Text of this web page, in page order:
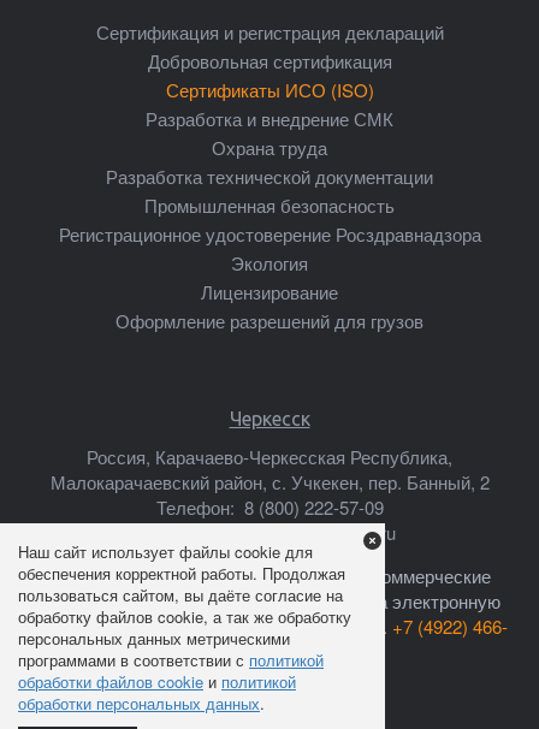
Сертификация и регистрация деклараций
Добровольная сертификация
Сертификаты ИСО (ISO)
Разработка и внедрение СМК
Охрана труда
Разработка технической документации
Промышленная безопасность
Регистрационное удостоверение Росздравнадзора
Экология
Лицензирование
Оформление разрешений для грузов
Черкесск
Россия, Карачаево-Черкесская Республика,
Малокарачаевский район, с. Учкекен, пер. Банный, 2
Телефон: 8 (800) 222-57-09
Почта:cherkessk@mscsert.ru
Ваши предложения о сотрудничестве, коммерческие
предложения, прайс-листы высылайте на электронную
почту:info@mscsert.ruили звоните по тел. +7 (4922) 466-
301
Наш сайт использует файлы cookie для
обеспечения корректной работы. Продолжая
пользоваться сайтом, вы даёте согласие на
обработку файлов cookie, а так же обработку
персональных данных метрическими
программами в соответствии с политикой
обработки файлов cookie и политикой
обработки персональных данных.